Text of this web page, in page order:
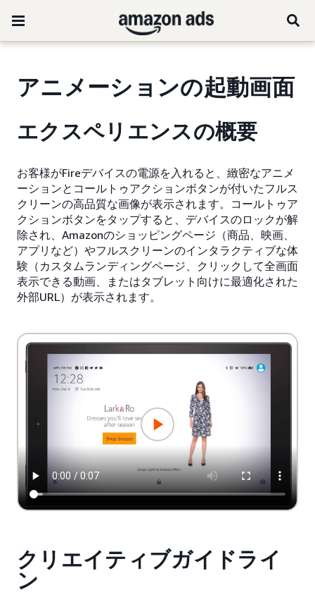
アニメーションの起動画面
エクスペリエンスの概要
お客様がFireデバイスの電源を入れると、緻密なアニメ
ーションとコールトゥアクションボタンが付いたフルス
クリーンの高品質な画像が表示されます。コールトゥア
クションボタンをタップすると、デバイスのロックが解
除され、Amazonのショッピングページ（商品、映画、
アプリなど）やフルスクリーンのインタラクティブな体
験（カスタムランディングページ、クリックして全画面
表示できる動画、またはタブレット向けに最適化された
外部URL）が表示されます。
クリエイティブガイドライ
ン